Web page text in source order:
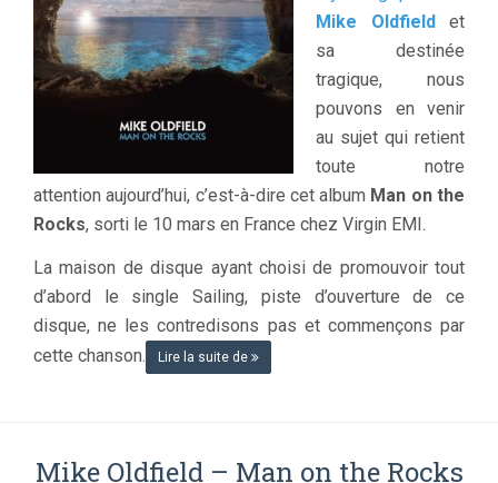
Mike Oldfield et
sa destinée
tragique, nous
pouvons en venir
au sujet qui retient
toute notre
attention aujourd’hui, c’est-à-dire cet album Man on the
Rocks, sorti le 10 mars en France chez Virgin EMI.
La maison de disque ayant choisi de promouvoir tout
d’abord le single Sailing, piste d’ouverture de ce
disque, ne les contredisons pas et commençons par
cette chanson.
Lire la suite de
Mike Oldfield – Man on the Rocks